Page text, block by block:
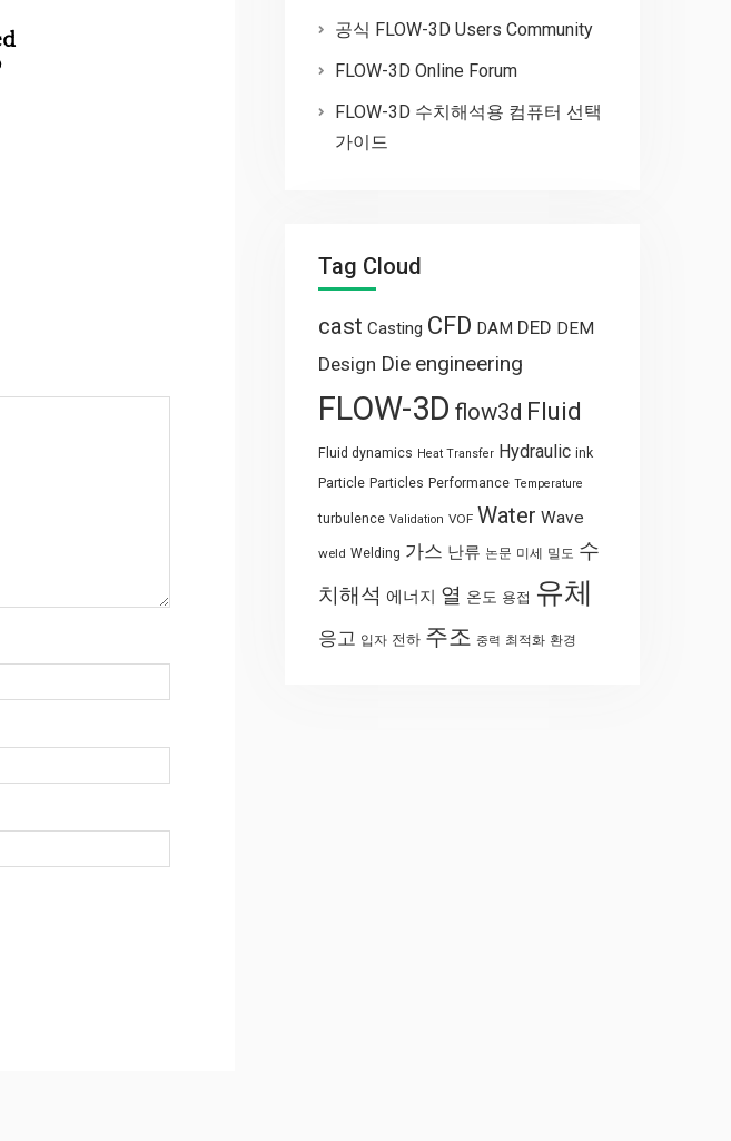
공식 FLOW-3D Users Community
FLOW-3D Online Forum
FLOW-3D 수치해석용 컴퓨터 선택
가이드
Tag Cloud
cast Casting CFD DAM DED DEM
Design Die engineering
FLOW-3D flow3d Fluid
Fluid dynamics Heat Transfer Hydraulic ink
Particle Particles Performance Temperature
turbulence Validation VOF Water Wave
weld Welding 가스 난류 논문 미세 밀도 수
치해석 에너지 열 온도 용접 유체
응고 입자 전하 주조 중력 최적화 환경